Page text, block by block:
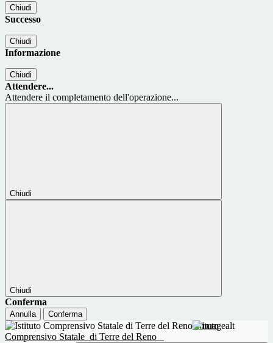
Chiudi
Successo
Chiudi
Informazione
Chiudi
Attendere...
Attendere il completamento dell'operazione...
Chiudi
Chiudi
Conferma
Annulla Conferma
Istituto
Comprensivo Statale di Terre del Reno